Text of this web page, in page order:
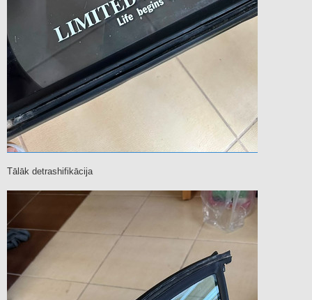
Tālāk detrashifikācija